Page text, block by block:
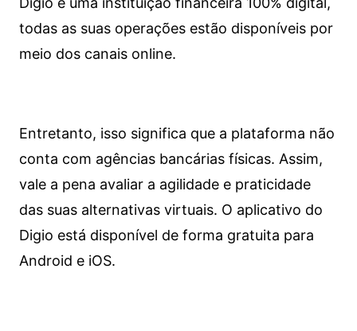
todas as suas operações estão disponíveis por
meio dos canais online.
Entretanto, isso significa que a plataforma não
conta com agências bancárias físicas. Assim,
vale a pena avaliar a agilidade e praticidade
das suas alternativas virtuais. O aplicativo do
Digio está disponível de forma gratuita para
Android e iOS.